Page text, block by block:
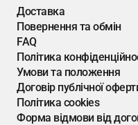
Доставка
Повернення та обмін
FAQ
Політика
Умови та положення
Договір публічної
Політика cookies
Форма відмови від